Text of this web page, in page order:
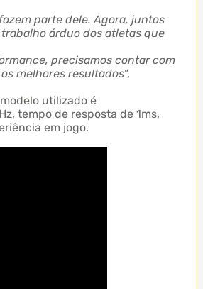
parte dele. Agora, juntos
árduo dos atletas que
precisamos contar com
melhores resultados“,
utilizado é
tempo de resposta de 1ms,
em jogo.